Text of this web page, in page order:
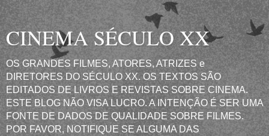
CINEMA SÉCULO XX
OS GRANDES FILMES, ATORES, ATRIZES e
DIRETORES DO SÉCULO XX. OS TEXTOS SÃO
EDITADOS DE LIVROS E REVISTAS SOBRE CINEMA.
ESTE BLOG NÃO VISA LUCRO. A INTENÇÃO É SER UMA
FONTE DE DADOS DE QUALIDADE SOBRE FILMES.
POR FAVOR, NOTIFIQUE SE ALGUMA DAS